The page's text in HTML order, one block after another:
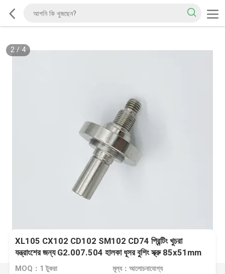
2/ 4
XL105 CX102 CD102 SM102 CD74 প্রিন্টিং খুচরা
যন্ত্রাংশের জন্য G2.007.504 হালকা ধূসর বুশিং স্ক্রু 85x51mm
MOQ：1 টুকরা মূল্য：আলোচনাযোগ্য